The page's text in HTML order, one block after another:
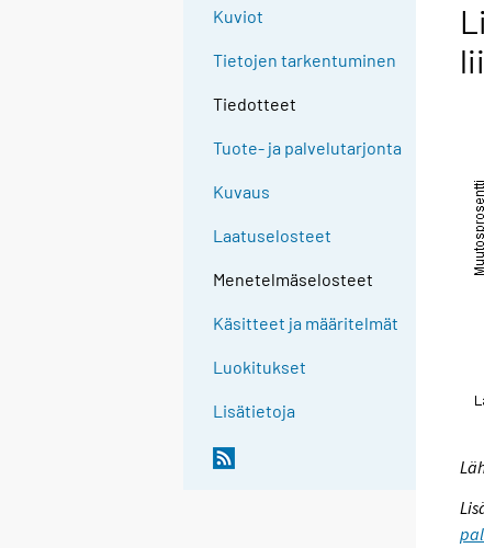
Kuviot
Tietojen tarkentuminen
Tiedotteet
Tuote- ja palvelutarjonta
Kuvaus
Laatuselosteet
Menetelmäselosteet
Käsitteet ja määritelmät
Luokitukset
Lisätietoja